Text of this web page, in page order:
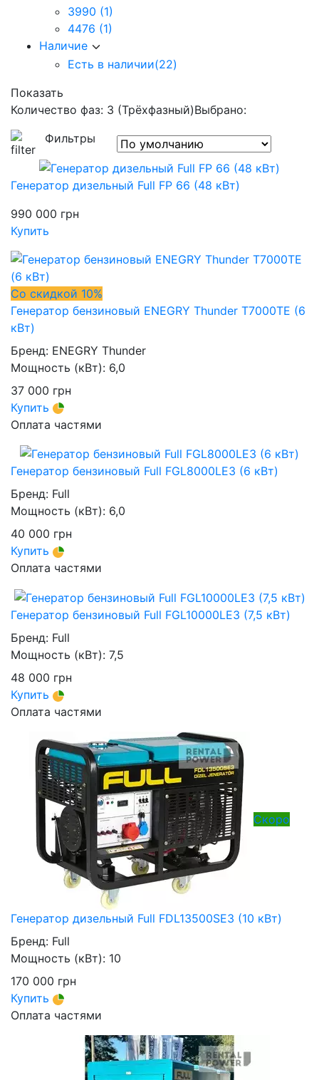
3990 (1)
4476 (1)
Наличие
Есть в наличии(22)
Показать
Количество фаз: 3 (Трёхфазный)Выбрано:
Фильтры
Генератор дизельный Full FP 66 (48 кВт)
990 000 грн
Купить
Со скидкой 10%
Генератор бензиновый ENEGRY Thunder T7000TE (6
кВт)
Бренд: ENEGRY Thunder
Мощность (кВт): 6,0
37 000 грн
Купить
Оплата частями
Генератор бензиновый Full FGL8000LE3 (6 кВт)
Бренд: Full
Мощность (кВт): 6,0
40 000 грн
Купить
Оплата частями
Генератор бензиновый Full FGL10000LE3 (7,5 кВт)
Бренд: Full
Мощность (кВт): 7,5
48 000 грн
Купить
Оплата частями
Скоро
Генератор дизельный Full FDL13500SE3 (10 кВт)
Бренд: Full
Мощность (кВт): 10
170 000 грн
Купить
Оплата частями